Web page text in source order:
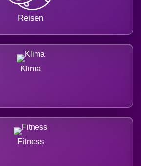
Reisen
Klima
Fitness